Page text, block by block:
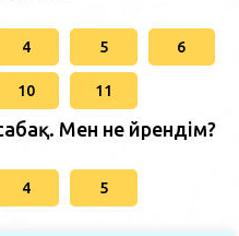
4 5 6
10 11
Мен не үйрендім?
4 5